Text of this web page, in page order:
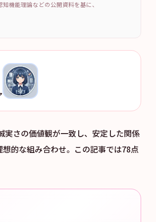
機能理論などの公開資料を基に、
実さの価値観が一致し、安定した関係
的な組み合わせ。この記事では78点